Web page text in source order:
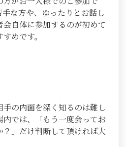
な方や、ゆったりとお話し
自体に参加するのが初めて
めです。
の内面を深く知るのは難し
では、「もう一度会ってお
」だけ判断して頂ければ大